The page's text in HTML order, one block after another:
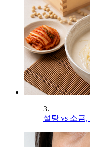
3.
설탕 vs 소금